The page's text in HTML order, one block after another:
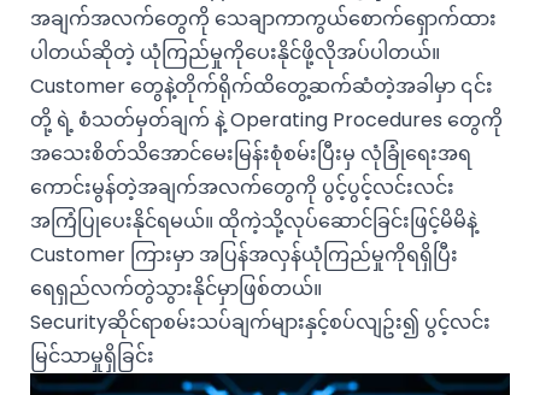
အချက်အလက်တွေကို သေချာကာကွယ်စောက်ရှောက်ထား
ပါတယ်ဆိုတဲ့ ယုံကြည်မှုကိုပေးနိုင်ဖို့လိုအပ်ပါတယ်။
Customer တွေနဲ့တိုက်ရိုက်ထိတွေ့ဆက်ဆံတဲ့အခါမှာ ၎င်း
တို့ ရဲ့ စံသတ်မှတ်ချက် နဲ့ Operating Procedures တွေကို
အသေးစိတ်သိအောင်မေးမြန်းစုံစမ်းပြီးမှ လုံခြုံရေးအရ
ကောင်းမွန်တဲ့အချက်အလက်တွေကို ပွင့်ပွင့်လင်းလင်း
အကြံပြုပေးနိုင်ရမယ်။ ထိုကဲ့သို့လုပ်ဆောင်ခြင်းဖြင့်မိမိနဲ့
Customer ကြားမှာ အပြန်အလှန်ယုံကြည်မှုကိုရရှိပြီး
ရေရှည်လက်တွဲသွားနိုင်မှာဖြစ်တယ်။
Securityဆိုင်ရာစမ်းသပ်ချက်များနှင့်စပ်လျဥ်း၍ ပွင့်လင်း
မြင်သာမှုရှိခြင်း